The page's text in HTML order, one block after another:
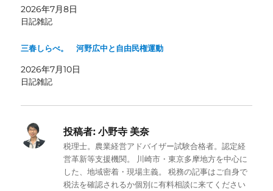
2026年7月8日
日記雑記
三春しらべ。 河野広中と自由民権運動
2026年7月10日
日記雑記
投稿者: 小野寺 美奈
税理士。農業経営アドバイザー試験合格者。認定経
営革新等支援機関。 川崎市・東京多摩地方を中心に
した、地域密着・現場主義。 税務の記事はご自身で
税法を確認されるか個別に有料相談に来てください